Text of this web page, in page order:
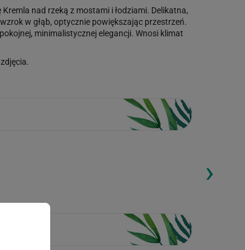
nad rzeką z mostami i łodziami. Delikatna,
w głąb, optycznie powiększając przestrzeń.
minimalistycznej elegancji. Wnosi klimat
Loading...
›